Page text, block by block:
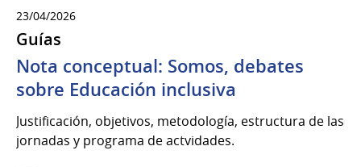
23/04/2026
Guías
Nota conceptual: Somos, debates
sobre Educación inclusiva
Justificación, objetivos, metodología, estructura de las
jornadas y programa de actvidades.